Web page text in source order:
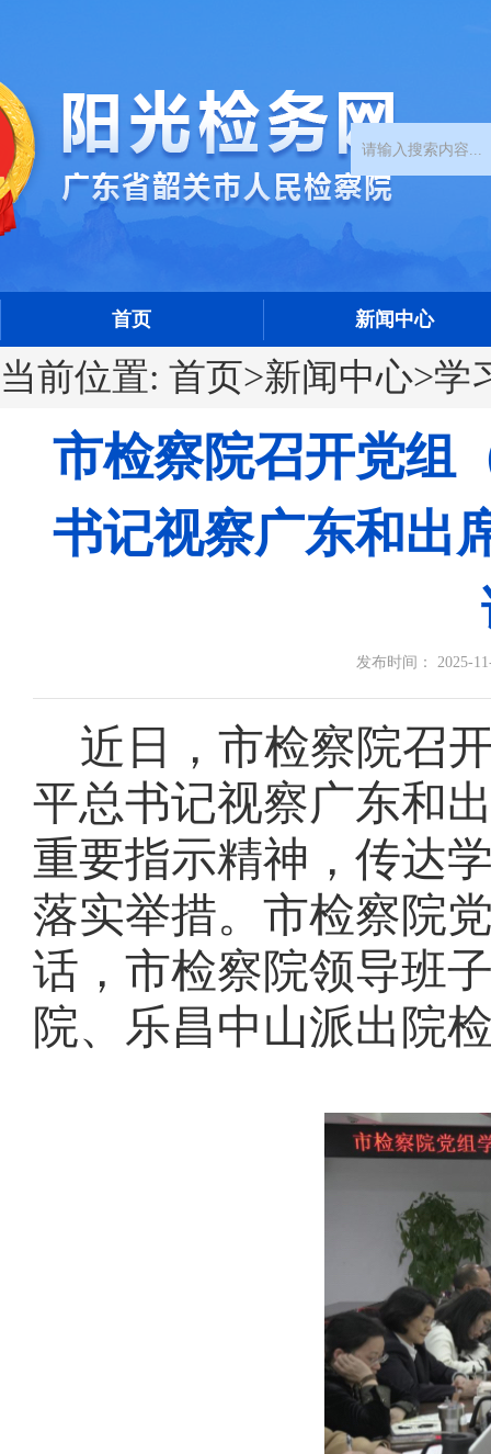
首页 新闻中心
当前位置: 首页>新闻中心>学
市检察院召开党组
书记视察广东和出
发布时间： 2025-
近日，市检察院召
平总书记视察广东和
重要指示精神，传达
落实举措。市检察院
话，市检察院领导班
院、乐昌中山派出院